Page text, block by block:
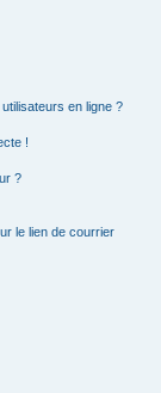
en ligne ?
!
?
le lien de courrier